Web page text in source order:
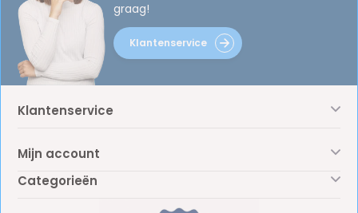
graag!
Klantenservice
Klantenservice
Mijn account
Categorieën